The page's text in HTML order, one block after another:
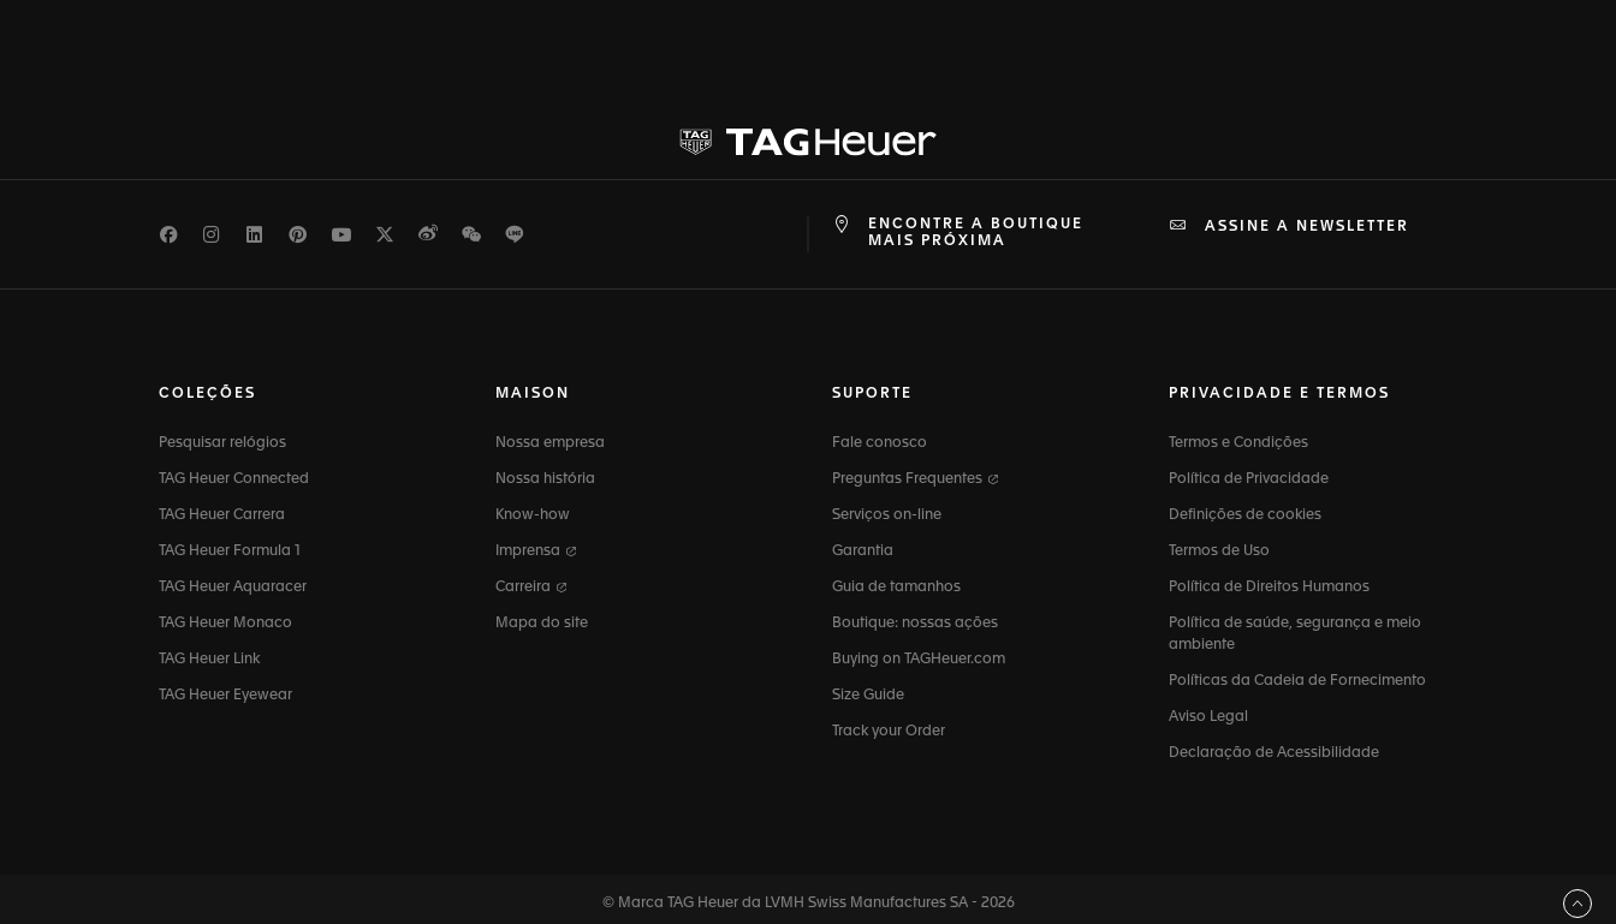
FacebookInstagramLinkedInPinterest
Youtube
TwitterWeiboWeChat
ENCONTRE A BOUTIQUE
MAIS PRÓXIMA
ASSINE A NEWSLETTER
COLEÇÕES
Pesquisar relógios
TAG Heuer Connected
TAG Heuer Carrera
TAG Heuer Formula 1
TAG Heuer Aquaracer
TAG Heuer Monaco
TAG Heuer Link
TAG Heuer Eyewear
MAISON
Nossa empresa
Nossa história
Know-how
Imprensa
Carreira
Mapa do site
SUPORTE
Fale conosco
Preguntas Frequentes
Serviços on-line
Garantia
Guia de tamanhos
Boutique: nossas ações
Buying on TAGHeuer.com
Size Guide
Track your Order
PRIVACIDADE E TERMOS
Termos e Condições
Política de Privacidade
Definições de cookies
Termos de Uso
Política de Direitos Humanos
Política de saúde, segurança e meio
ambiente
Políticas da Cadeia de Fornecimento
Aviso Legal
Declaração de Acessibilidade
© Marca TAG Heuer da LVMH Swiss Manufactures SA - 2026 Voltar ao topo